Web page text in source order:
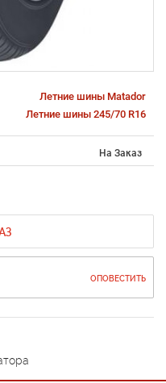
Летние шины Matador
Летние шины 245/70 R16
На Заказ
ОПОВЕСТИТЬ